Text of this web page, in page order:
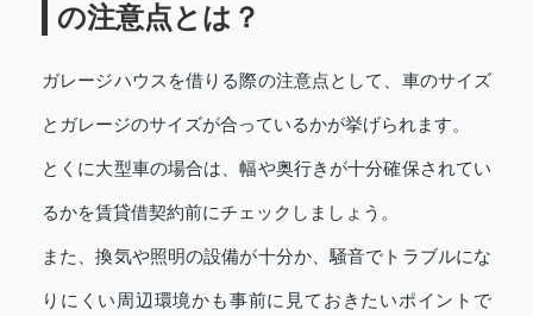
の注意点とは？
ガレージハウスを借りる際の注意点として、車のサイズ
とガレージのサイズが合っているかが挙げられます。
とくに大型車の場合は、幅や奥行きが十分確保されてい
るかを賃貸借契約前にチェックしましょう。
また、換気や照明の設備が十分か、騒音でトラブルにな
りにくい周辺環境かも事前に見ておきたいポイントで